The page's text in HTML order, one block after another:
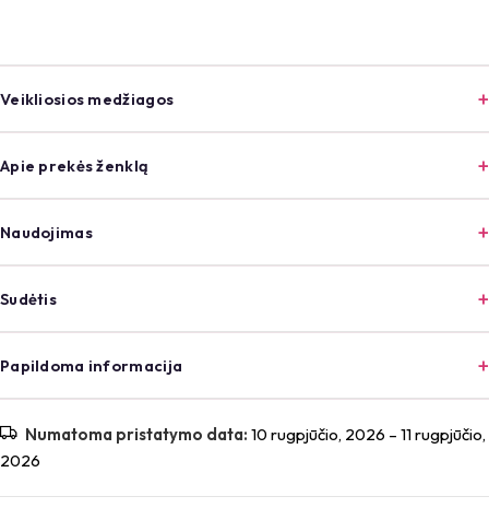
Veikliosios medžiagos
Apie prekės ženklą
Naudojimas
Sudėtis
Papildoma informacija
Numatoma pristatymo data: 10 rugpjūčio, 2026 – 11 rugpjūčio,
2026